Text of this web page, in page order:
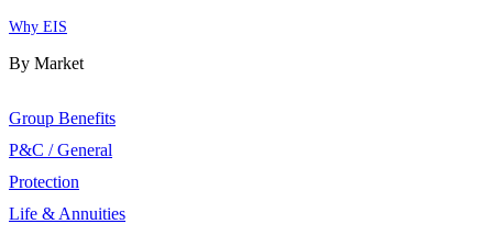
Why EIS
By Market
Group Benefits
P&C / General
Protection
Life & Annuities